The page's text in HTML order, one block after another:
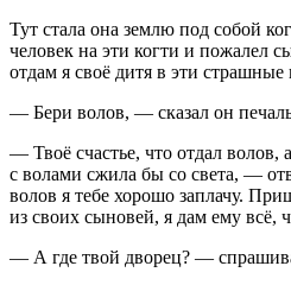
Тут стала она землю под собой
человек на эти когти и пожалел
отдам я своё дитя в эти страшные
— Бери волов, — сказал он
— Твоё счастье, что отдал волов,
с волами сжила бы со света, —
волов я тебе хорошо заплачу.
из своих сыновей, я дам ему всё,
— А где твой дворец? —